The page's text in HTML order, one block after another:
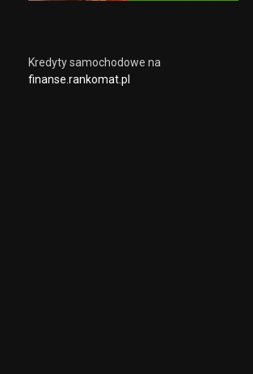
Kredyty samochodowe na
finanse.rankomat.pl